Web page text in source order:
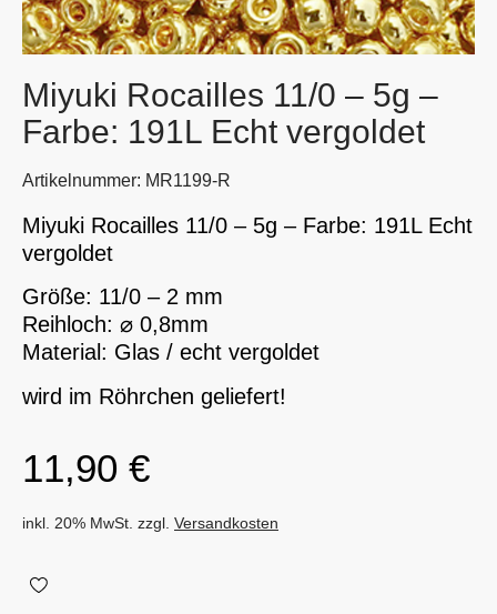
Miyuki Rocailles 11/0 – 5g –
Farbe: 191L Echt vergoldet
Artikelnummer: MR1199-R
Miyuki Rocailles 11/0 – 5g – Farbe: 191L Echt
vergoldet
Größe: 11/0 – 2 mm
Reihloch: ⌀ 0,8mm
Material: Glas / echt vergoldet
wird im Röhrchen geliefert!
11,90 €
inkl. 20% MwSt. zzgl. Versandkosten